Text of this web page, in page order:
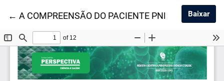
←Voltar aos Detalhes do Artigo
A COMPREENSÃO DO PACIENTE PNEUMOPATA
Baixar